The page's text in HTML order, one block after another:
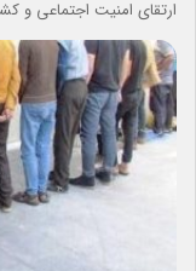
ارتقای امنيت اجتماعی و کشف ۲۵ فقره